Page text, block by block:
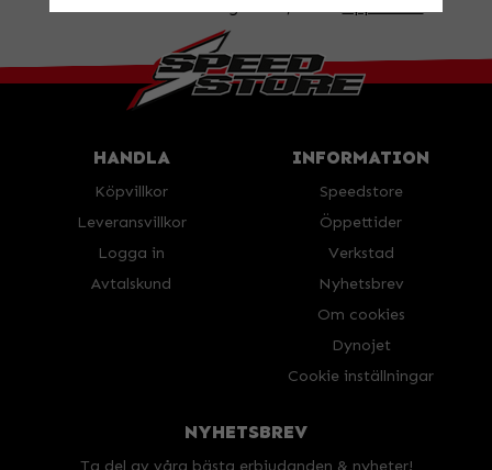
BESÖK OSS!Valbovägen 385, ValboÖppettider
HANDLA
Köpvillkor
Leveransvillkor
Logga in
Avtalskund
INFORMATION
Speedstore
Öppettider
Verkstad
Nyhetsbrev
Om cookies
Dynojet
Cookie inställningar
NYHETSBREV